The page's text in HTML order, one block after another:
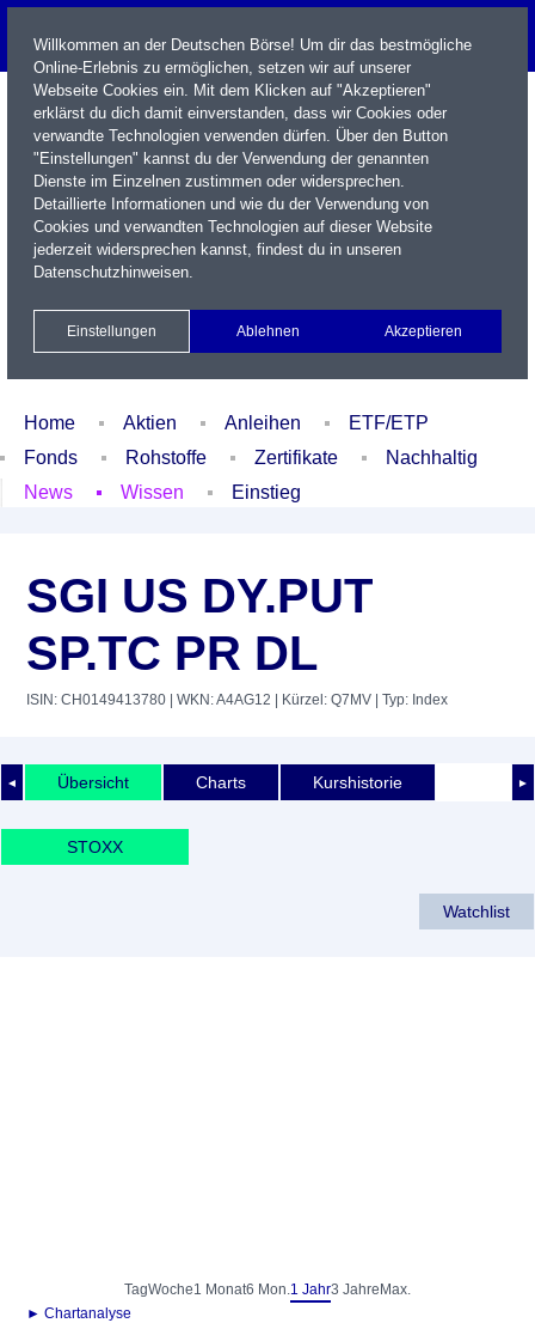
Name / WKN / ISIN / Kürzel
Xetra Realtime
Watchlist Portfolio Login
Home Aktien Anleihen
ETF/ETP
Fonds
Rohstoffe Zertifikate
Nachhaltig
News
Wissen Einstieg
SGI US DY.PUT
SP.TC PR DL
ISIN: CH0149413780 | WKN: A4AG12 | Kürzel: Q7MV | Typ: Index
◄ ►
Übersicht Charts Kurshistorie
STOXX
Watchlist
TagWoche1 Monat6 Mon.1 Jahr3 Jahre Max.
► Chartanalyse
Willkommen an der Deutschen Börse! Um dir das bestmögliche
Online-Erlebnis zu ermöglichen, setzen wir auf unserer
Webseite Cookies ein. Mit dem Klicken auf "Akzeptieren"
erklärst du dich damit einverstanden, dass wir Cookies oder
verwandte Technologien verwenden dürfen. Über den Button
"Einstellungen" kannst du der Verwendung der genannten
Dienste im Einzelnen zustimmen oder widersprechen.
Detaillierte Informationen und wie du der Verwendung von
Cookies und verwandten Technologien auf dieser Website
jederzeit widersprechen kannst, findest du in unseren
Datenschutzhinweisen.
Einstellungen Ablehnen Akzeptieren